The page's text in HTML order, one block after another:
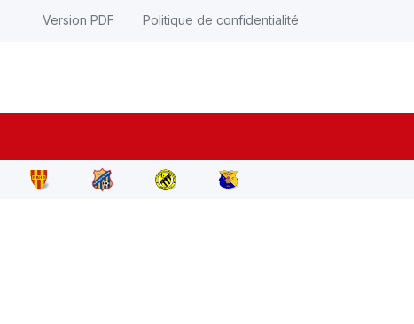
Version PDF Politique de confidentialité